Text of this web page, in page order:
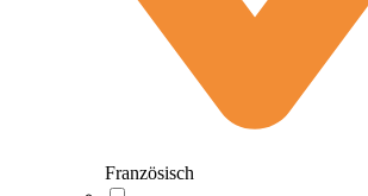
Französisch